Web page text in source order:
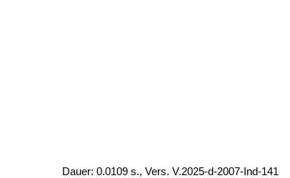
Dauer: 0.0109 s., Vers. V.2025-d-2007-Ind-141